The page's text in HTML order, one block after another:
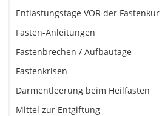
Entlastungstage VOR der Fastenkur
Fasten-Anleitungen
Fastenbrechen / Aufbautage
Fastenkrisen
Darmentleerung beim Heilfasten
Mittel zur Entgiftung